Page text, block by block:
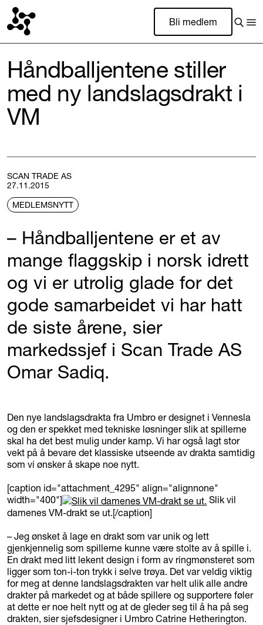
Bli medlem
Håndballjentene stiller
med ny landslagsdrakt i
VM
SCAN TRADE AS
27.11.2015
MEDLEMSNYTT
– Håndballjentene er et av
mange flaggskip i norsk idrett
og vi er utrolig glade for det
gode samarbeidet vi har hatt
de siste årene, sier
markedssjef i Scan Trade AS
Omar Sadiq.
Den nye landslagsdrakta fra Umbro er designet i Vennesla
og den er spekket med tekniske løsninger slik at spillerne
skal ha det best mulig under kamp. Vi har også lagt stor
vekt på å bevare det klassiske utseende av drakta samtidig
som vi ønsker å skape noe nytt.
[caption id="attachment_4295" align="alignnone"
width="400"]
Slik vil
damenes VM-drakt se ut.[/caption]
– Jeg ønsket å lage en drakt som var unik og lett
gjenkjennelig som spillerne kunne være stolte av å spille i.
En drakt med litt lekent design i form av ringmønsteret som
ligger som ton-i-ton trykk i selve trøya. Det var veldig viktig
for meg at denne landslagsdrakten var helt ulik alle andre
drakter på markedet og at både spillere og supportere føler
at dette er noe helt nytt og at de gleder seg til å ha på seg
drakten, sier sjefsdesigner i Umbro Catrine Hetherington.